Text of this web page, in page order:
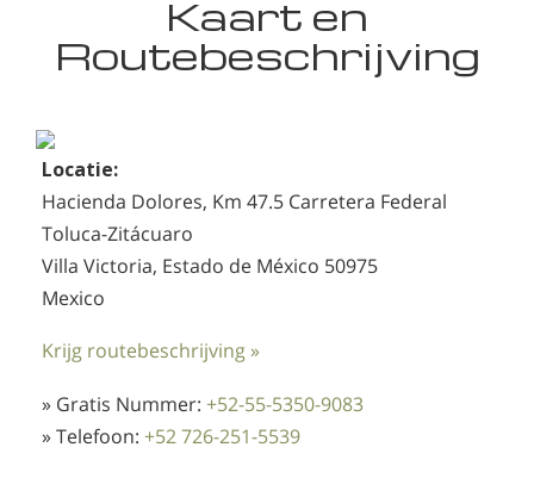
Kaart en
Routebeschrijving
Locatie:
Hacienda Dolores, Km 47.5 Carretera Federal
Toluca-Zitácuaro
Villa Victoria, Estado de México 50975
Mexico
Krijg routebeschrijving »
» Gratis Nummer: +52-55-5350-9083
» Telefoon: +52 726-251-5539